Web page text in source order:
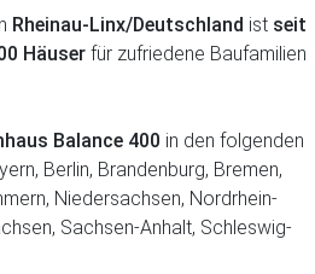
Rheinau-Linx/Deutschland ist seit
Häuser für zufriedene Baufamilien
Balance 400 in den folgenden
Berlin, Brandenburg, Bremen,
Niedersachsen, Nordrhein-
Sachsen-Anhalt, Schleswig-